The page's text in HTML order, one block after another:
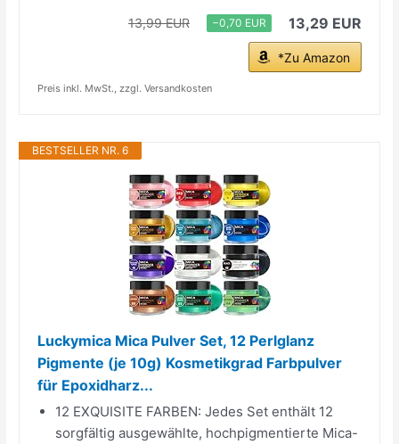
13,99 EUR −0,70 EUR 13,29 EUR
*Zu Amazon
Preis inkl. MwSt., zzgl. Versandkosten
BESTSELLER NR. 6
Luckymica Mica Pulver Set, 12 Perlglanz
Pigmente (je 10g) Kosmetikgrad Farbpulver
für Epoxidharz...
12 EXQUISITE FARBEN: Jedes Set enthält 12
sorgfältig ausgewählte, hochpigmentierte Mica-